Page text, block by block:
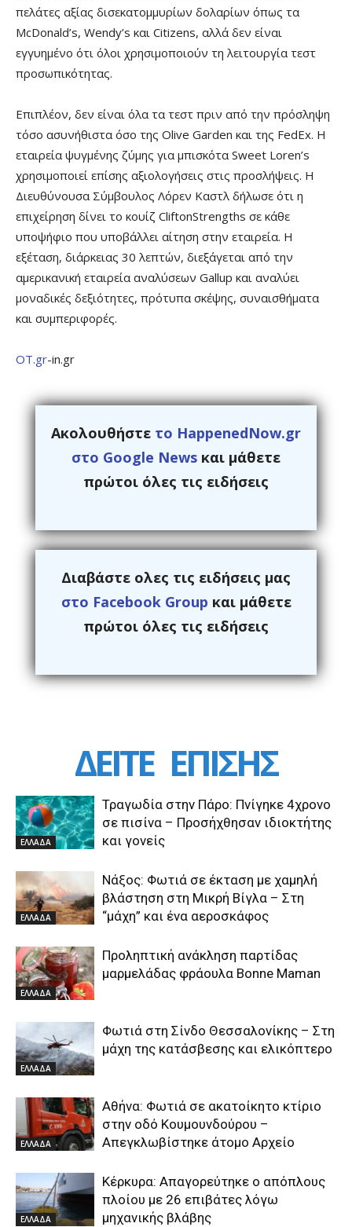
πελάτες αξίας δισεκατομμυρίων δολαρίων όπως τα
McDonald’s, Wendy’s και Citizens, αλλά δεν είναι
εγγυημένο ότι όλοι χρησιμοποιούν τη λειτουργία τεστ
προσωπικότητας.
Επιπλέον, δεν είναι όλα τα τεστ πριν από την πρόσληψη
τόσο ασυνήθιστα όσο της Olive Garden και της FedEx. Η
εταιρεία ψυγμένης ζύμης για μπισκότα Sweet Loren’s
χρησιμοποιεί επίσης αξιολογήσεις στις προσλήψεις. Η
Διευθύνουσα Σύμβουλος Λόρεν Καστλ δήλωσε ότι η
επιχείρηση δίνει το κουίζ CliftonStrengths σε κάθε
υποψήφιο που υποβάλλει αίτηση στην εταιρεία. Η
εξέταση, διάρκειας 30 λεπτών, διεξάγεται από την
αμερικανική εταιρεία αναλύσεων Gallup και αναλύει
μοναδικές δεξιότητες, πρότυπα σκέψης, συναισθήματα
και συμπεριφορές.
ΟΤ.gr-in.gr
Ακολουθήστε το HappenedNow.gr
στο Google News και μάθετε
πρώτοι όλες τις ειδήσεις
Διαβάστε ολες τις ειδήσεις μας
στο Facebook Group και μάθετε
πρώτοι όλες τις ειδήσεις
ΔΕΙΤΕ ΕΠΙΣΗΣ
ΕΛΛΑΔΑ
Τραγωδία στην Πάρο: Πνίγηκε 4χρονο
σε πισίνα – Προσήχθησαν ιδιοκτήτης
και γονείς
ΕΛΛΑΔΑ
Νάξος: Φωτιά σε έκταση με χαμηλή
βλάστηση στη Μικρή Βίγλα – Στη
“μάχη” και ένα αεροσκάφος
ΕΛΛΑΔΑ
Προληπτική ανάκληση παρτίδας
μαρμελάδας φράουλα Bonne Maman
ΕΛΛΑΔΑ
Φωτιά στη Σίνδο Θεσσαλονίκης – Στη
μάχη της κατάσβεσης και ελικόπτερο
ΕΛΛΑΔΑ
Αθήνα: Φωτιά σε ακατοίκητο κτίριο
στην οδό Κουμουνδούρου –
Απεγκλωβίστηκε άτομο Αρχείο
ΕΛΛΑΔΑ
Κέρκυρα: Απαγορεύτηκε ο απόπλους
πλοίου με 26 επιβάτες λόγω
μηχανικής βλάβης